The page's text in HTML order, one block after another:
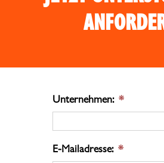
Unternehmen: *
E-Mailadresse: *